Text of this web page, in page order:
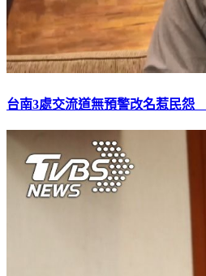
台南3處交流道無預警改名惹民怨